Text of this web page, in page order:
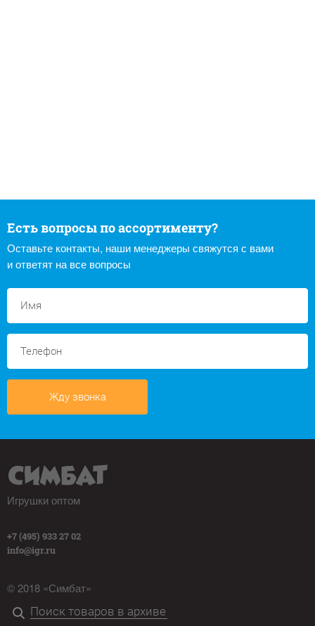
Есть вопросы по ассортименту?
Оставьте контакты, наши менеджеры свяжутся с вами
и ответят на все вопросы
Жду звонка
Игрушки оптом
+7 (495) 933 27 02
info@igr.ru
© 2018 «Симбат»